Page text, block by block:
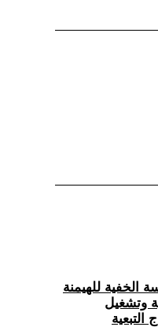
الخفية للهيمنة
وتشغيل
التبعية